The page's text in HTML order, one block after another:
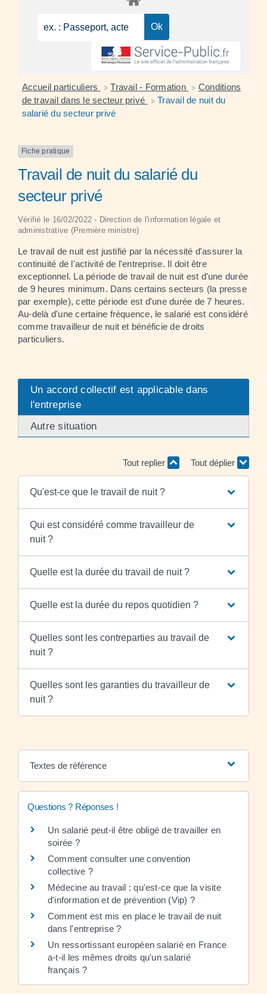
Accueil particuliers > Travail - Formation > Conditions
de travail dans le secteur privé
> Travail de nuit du
salarié du secteur privé
Fiche pratique
Travail de nuit du salarié du
secteur privé
Vérifié le 16/02/2022 - Direction de l'information légale et
administrative (Première ministre)
Le travail de nuit est justifié par la nécessité d'assurer la
continuité de l'activité de l'entreprise. Il doit être
exceptionnel. La période de travail de nuit est d'une durée
de 9 heures minimum. Dans certains secteurs (la presse
par exemple), cette période est d'une durée de 7 heures.
Au-delà d'une certaine fréquence, le salarié est considéré
comme travailleur de nuit et bénéficie de droits
particuliers.
Un accord collectif est applicable dans
l'entreprise
Autre situation
Tout replier Tout déplier
Qu'est-ce que le travail de nuit ?
Qui est considéré comme travailleur de
nuit ?
Quelle est la durée du travail de nuit ?
Quelle est la durée du repos quotidien ?
Quelles sont les contreparties au travail de
nuit ?
Quelles sont les garanties du travailleur de
nuit ?
Textes de référence
Questions ? Réponses !
Un salarié peut-il être obligé de travailler en
soirée ?
Comment consulter une convention
collective ?
Médecine au travail : qu'est-ce que la visite
d'information et de prévention (Vip) ?
Comment est mis en place le travail de nuit
dans l'entreprise ?
Un ressortissant européen salarié en France
a-t-il les mêmes droits qu'un salarié
français ?